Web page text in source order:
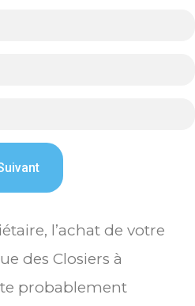
l’achat de votre
des Closiers à
probablement